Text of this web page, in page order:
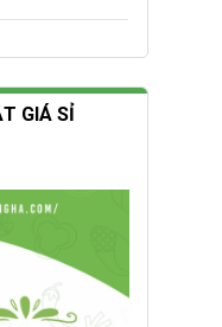
GIÁ SỈ